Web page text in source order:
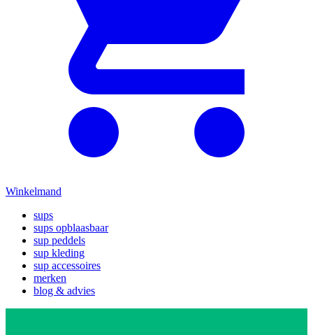
Winkelmand
sups
sups opblaasbaar
sup peddels
sup kleding
sup accessoires
merken
blog & advies